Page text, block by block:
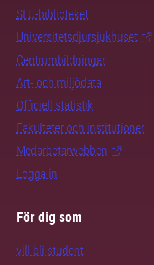
SLU-biblioteket
Universitetsdjursjukhuset
Centrumbildningar
Art- och miljödata
Officiell statistik
Fakulteter och institutioner
Medarbetarwebben
Logga in
För dig som
vill bli student